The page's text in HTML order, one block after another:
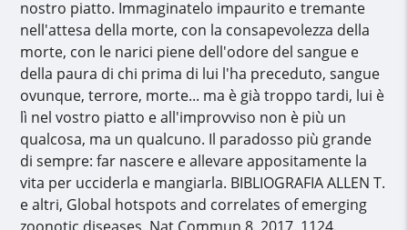
nostro piatto. Immaginatelo impaurito e tremante
nell'attesa della morte, con la consapevolezza della
morte, con le narici piene dell'odore del sangue e
della paura di chi prima di lui l'ha preceduto, sangue
ovunque, terrore, morte... ma è già troppo tardi, lui è
lì nel vostro piatto e all'improvviso non è più un
qualcosa, ma un qualcuno. Il paradosso più grande
di sempre: far nascere e allevare appositamente la
vita per ucciderla e mangiarla. BIBLIOGRAFIA ALLEN T.
e altri, Global hotspots and correlates of emerging